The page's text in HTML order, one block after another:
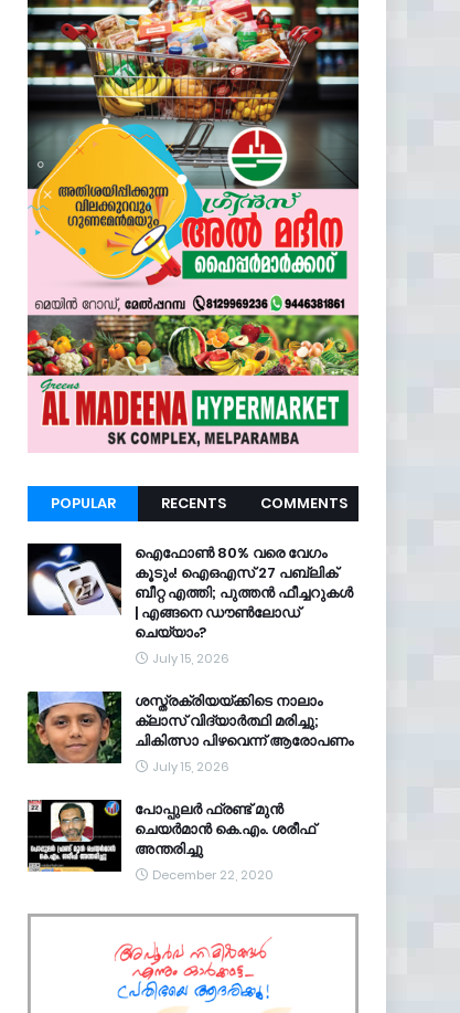
POPULAR RECENTS COMMENTS
ഐഫോൺ 80% വരെ വേഗം
കൂടും! ഐഒഎസ് 27 പബ്ലിക്
ബീറ്റ എത്തി; പുത്തൻ ഫീച്ചറുകൾ
| എങ്ങനെ ഡൗൺലോഡ്
ചെയ്യാം?
July 15, 2026
ശസ്ത്രക്രിയയ്ക്കിടെ നാലാം
ക്ലാസ് വിദ്യാർത്ഥി മരിച്ചു;
ചികിത്സാ പിഴവെന്ന് ആരോപണം
July 15, 2026
പോപ്പുലർ ഫ്രണ്ട്​ മുൻ
ചെയർമാൻ കെ.എം. ശരീഫ്​
അന്തരിച്ചു
December 22, 2020